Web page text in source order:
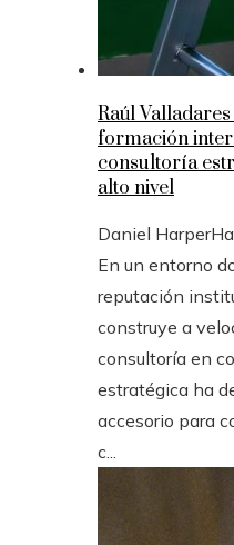
Raúl
formación
consultoría
alto nivel
Daniel Harper
En un entorno
reputación
construye a
consultoría en
estratégica ha
accesorio para
c...